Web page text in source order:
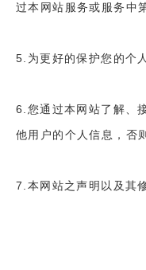
过本网站服务或服务中
5.为更好的保护您的个
6.您通过本网站了解、
他用户的个人信息，否
7.本网站之声明以及其